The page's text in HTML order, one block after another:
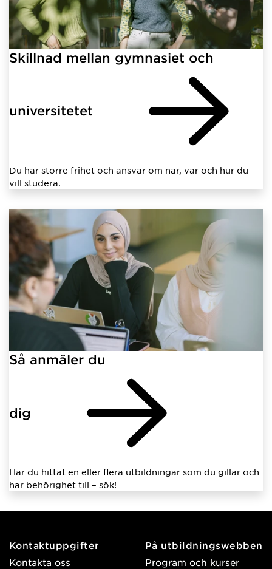
Skillnad mellan gymnasiet och
universitetet
Du har större frihet och ansvar om när, var och hur du
vill studera.
Så anmäler du
dig
Har du hittat en eller flera utbildningar som du gillar och
har behörighet till – sök!
Kontaktuppgifter
Kontakta oss
På utbildningswebben
Program och kurser